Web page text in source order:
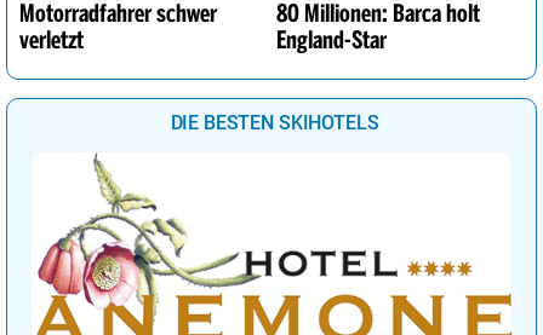
Motorradfahrer schwer
verletzt
80 Millionen: Barca holt
England-Star
DIE BESTEN SKIHOTELS